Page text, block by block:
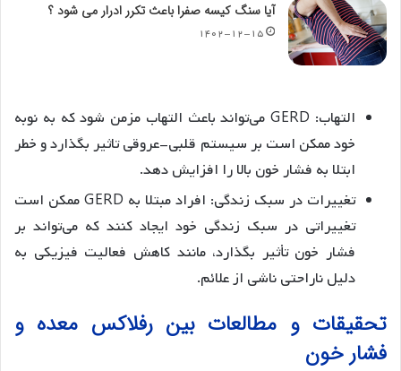
آیا سنگ کیسه صفرا باعث تکرر ادرار می شود ؟
۱۴۰۲-۱۲-۱۵
التهاب: GERD می‌تواند باعث التهاب مزمن شود که به نوبه
خود ممکن است بر سیستم قلبی-عروقی تاثیر بگذارد و خطر
ابتلا به فشار خون بالا را افزایش دهد.
تغییرات در سبک زندگی: افراد مبتلا به GERD ممکن است
تغییراتی در سبک زندگی خود ایجاد کنند که می‌تواند بر
فشار خون تأثیر بگذارد، مانند کاهش فعالیت فیزیکی به
دلیل ناراحتی ناشی از علائم.
تحقیقات و مطالعات بین رفلاکس معده و
فشار خون